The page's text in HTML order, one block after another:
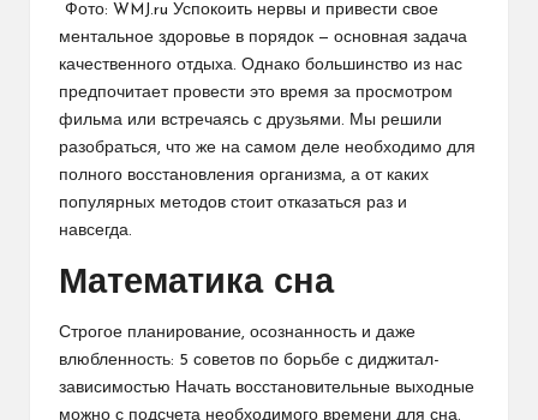
Фото: WMJ.ru Успокоить нервы и привести свое
ментальное здоровье в порядок — основная задача
качественного отдыха. Однако большинство из нас
предпочитает провести это время за просмотром
фильма или встречаясь с друзьями. Мы решили
разобраться, что же на самом деле необходимо для
полного восстановления организма, а от каких
популярных методов стоит отказаться раз и
навсегда.
Математика сна
Строгое планирование, осознанность и даже
влюбленность: 5 советов по борьбе с диджитал-
зависимостью Начать восстановительные выходные
можно с подсчета необходимого времени для сна.